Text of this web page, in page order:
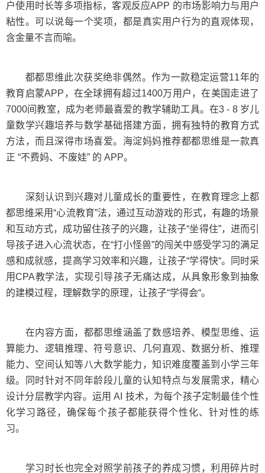
户使用时长等多项指标，客观反应APP 的市场影响力与用户
粘性。可以说每一个奖项，都是真实用户行为的直观体现，
含金量不言而喻。
都都思维此次获奖绝非偶然。作为一款稳定运营11年的
教育启蒙APP，在全球拥有超过1400万用户，在美国走进了
7000间教室，成为老师最喜爱的教学辅助工具。在3 - 8 岁儿
童数学兴趣培养与数学基础搭建方面，拥有独特的教育方式
方法，而且深得市场喜爱。海淀妈妈推荐都都思维是一款真
正 “不费妈、不废娃” 的 APP。
深刻认识到兴趣对儿童成长的重要性，在教育理念上都
都思维采用“心流教育”法，‌通过互动游戏的形式，有趣的场景
和互动方式，成功留住孩子的兴趣，让孩子“坐得住”，进而引
导孩子进入心流状态，在“打小怪兽”的闯关中感受学习的满足
感和成就感，提高学习效率和兴趣，让孩子“学得快“。同时采
用CPA教学法，实现引导孩子无痛达成，从具象形象到抽象
的建模过程，理解数学的原理，让孩子“学得会“。
在内容方面，都都思维涵盖了数感培养、模型思维、运
算能力、逻辑推理、符号意识、几何直观、数据分析、推理
能力、空间认知等八大数学能力，知识难度覆盖到小学三年
级。同时针对不同年龄段儿童的认知特点与发展需求，精心
设计分层教学内容。运用 AI 技术，为每个孩子定制最佳个性
化学习路径，确保每个孩子都能获得个性化、针对性的练
习。
学习时长也完全对照学前孩子的养成习惯，利用碎片时